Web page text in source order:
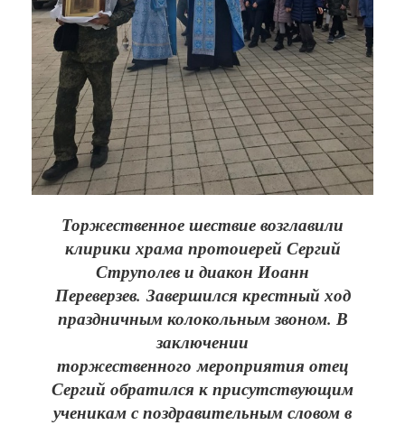
Торжественное шествие возглавили
клирики храма протоиерей Сергий
Струполев и диакон Иоанн
Переверзев. Завершился крестный ход
праздничным колокольным звоном. В
заключении
торжественного мероприятия отец
Сергий обратился к присутствующим
ученикам с поздравительным словом в